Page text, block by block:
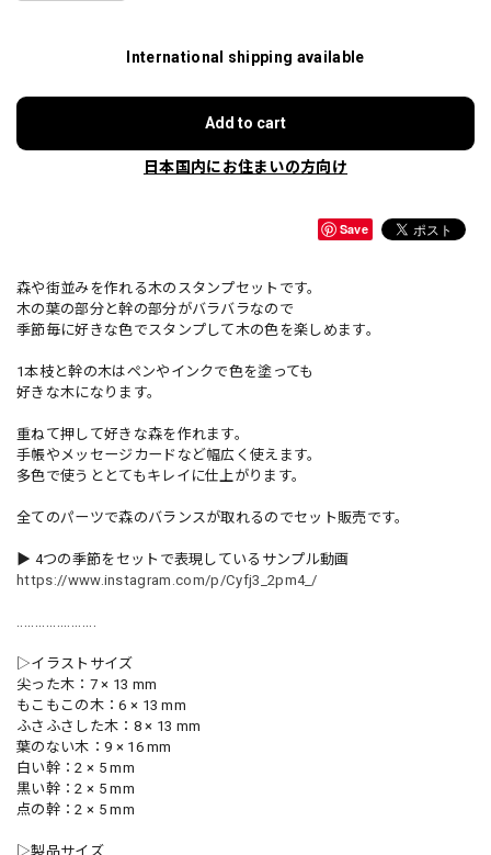
International shipping available
Add to cart
日本国内にお住まいの方向け
Save
森や街並みを作れる木のスタンプセットです。
木の葉の部分と幹の部分がバラバラなので
季節毎に好きな色でスタンプして木の色を楽しめます。
1本枝と幹の木はペンやインクで色を塗っても
好きな木になります。
重ねて押して好きな森を作れます。
手帳やメッセージカードなど幅広く使えます。
多色で使うととてもキレイに仕上がります。
全てのパーツで森のバランスが取れるのでセット販売です。
▶ 4つの季節をセットで表現しているサンプル動画
https://www.instagram.com/p/Cyfj3_2pm4_/
......................
▷イラストサイズ
尖った木：7 × 13 mm
もこもこの木：6 × 13 mm
ふさふさした木：8 × 13 mm
葉のない木：9 × 16 mm
白い幹：2 × 5 mm
黒い幹：2 × 5 mm
点の幹：2 × 5 mm
▷製品サイズ